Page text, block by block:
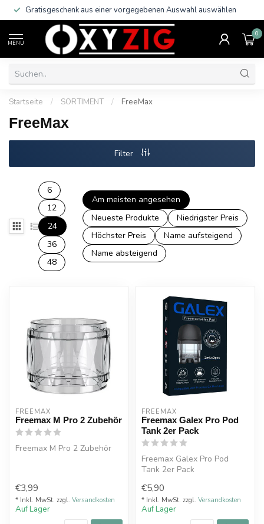
Gratisgeschenk aus einer vorgegebenen Auswahl auswählen
MENU
0
Startseite / SORTIMENT / FreeMax
FreeMax
Filter
6
12
24
36
48
Am meisten angesehen
Neueste Produkte
Niedrigster Preis
Höchster Preis
Name aufsteigend
Name absteigend
FREEMAX
Freemax M Pro 2 Zubehör
Freemax M Pro 2 Zubehör
€3,99
* Inkl. MwSt. zzgl. Versandkosten
Auf Lager
FREEMAX
Freemax Galex Pro Pod
Tank 2er Pack
Freemax Galex Pro Pod
Tank 2er Pack
Anschluss: Plug&Play
B...
€5,90
* Inkl. MwSt. zzgl. Versandkosten
Auf Lager